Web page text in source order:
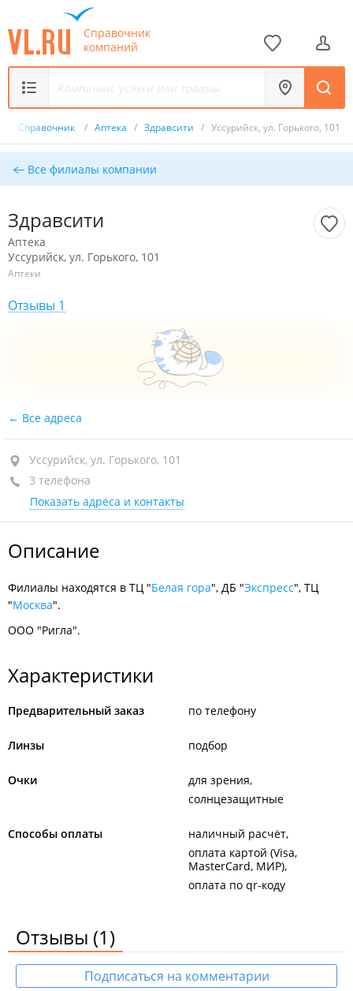
Справочник
компаний
Справочник / Аптека / Здравсити / Уссурийск, ул. Горького, 101
Все филиалы компании
Здравсити
Аптека
Уссурийск, ул. Горького, 101
Аптеки
Отзывы 1
Все адреса
Уссурийск, ул. Горького, 101
3 телефона
Показать адреса и контакты
Описание
Филиалы находятся в ТЦ "Белая гора", ДБ "Экспресс", ТЦ
"Москва".
ООО "Ригла".
Характеристики
Предварительный заказ по телефону
Линзы подбор
Очки
для зрения
солнцезащитные
Способы оплаты
наличный расчёт
оплата картой (Visa,
MasterCard, МИР)
оплата по qr-коду
Отзывы (1)
Подписаться на комментарии